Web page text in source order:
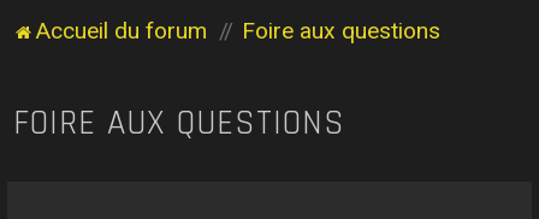
Accueil du forum Foire aux questions
FOIRE AUX QUESTIONS